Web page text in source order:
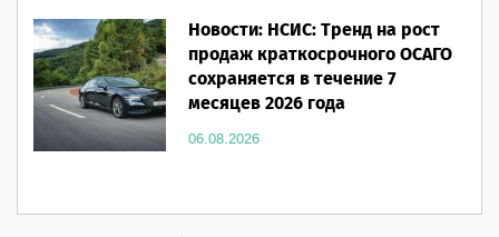
Новости: НСИС: Тренд на рост
продаж краткосрочного ОСАГО
сохраняется в течение 7
месяцев 2026 года
06.08.2026